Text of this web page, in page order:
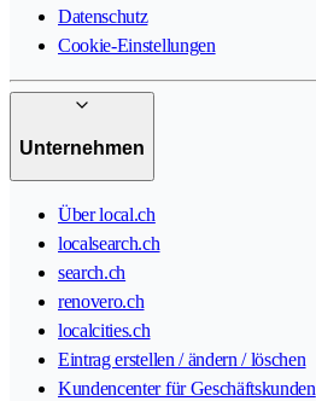
Datenschutz
Cookie-Einstellungen
Unternehmen
Über local.ch
localsearch.ch
search.ch
renovero.ch
localcities.ch
Eintrag erstellen / ändern / löschen
Kundencenter für Geschäftskunden